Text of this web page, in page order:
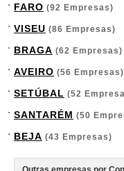
FARO (92 Empresas)
VISEU (86 Empresas)
BRAGA (62 Empresas)
AVEIRO (56 Empresas)
SETÚBAL (52
SANTARÉM (50
BEJA (43 Empresas)